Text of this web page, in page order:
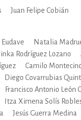
Juan Felipe Cobián
Natalia
Rodríguez Lozano
Camilo
Diego Covarrubias
Francisco Antonio León
Itza Ximena Solís
Jesús Guerra Medina